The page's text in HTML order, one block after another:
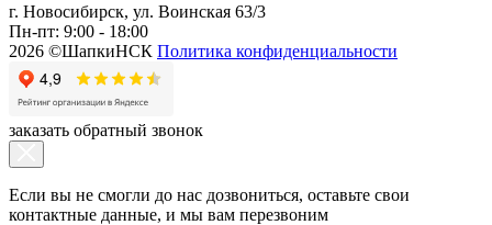
г. Новосибирск, ул. Воинская 63/3
Пн-пт: 9:00 - 18:00
2026 ©ШапкиНСК Политика конфиденциальности
заказать обратный звонок
Если вы не смогли до нас дозвониться, оставьте свои
контактные данные, и мы вам перезвоним